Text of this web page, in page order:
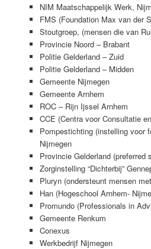
NIM Maatschappelijk Werk,
FMS (Foundation Max van der
Stoutgroep, (mensen die van
Provincie Noord – Brabant
Politie Gelderland – Zuid
Politie Gelderland – Midden
Gemeente Nijmegen
Gemeente Arnhem
ROC – Rijn Ijssel Arnhem
CCE (Centra voor Consultatie
Pompestichting (instelling voor
Nijmegen
Provincie Gelderland (preferred
Zorginstelling “Dichterbij”
Pluryn (ondersteunt mensen
Han (Hogeschool Arnhem-
Promundo (Professionals in
Gemeente Renkum
Conexus
Werkbedrijf Nijmegen